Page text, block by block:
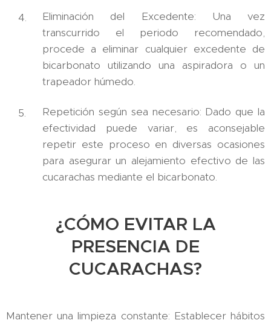
Eliminación del Excedente: Una vez
transcurrido el periodo recomendado,
procede a eliminar cualquier excedente de
bicarbonato utilizando una aspiradora o un
trapeador húmedo.
Repetición según sea necesario: Dado que la
efectividad puede variar, es aconsejable
repetir este proceso en diversas ocasiones
para asegurar un alejamiento efectivo de las
cucarachas mediante el bicarbonato.
¿CÓMO EVITAR LA
PRESENCIA DE
CUCARACHAS?
Mantener una limpieza constante: Establecer hábitos